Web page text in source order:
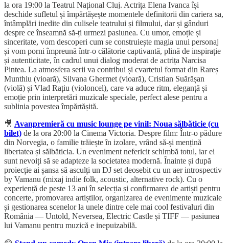
la ora 19:00 la Teatrul Național Cluj. Actrița Elena Ivanca își
deschide sufletul și împărtășește momentele definitorii din cariera sa,
întâmplări inedite din culisele teatrului și filmului, dar și gânduri
despre ce înseamnă să-ți urmezi pasiunea. Cu umor, emoție și
sinceritate, vom descoperi cum se construiește magia unui personaj
și vom porni împreună într-o călătorie captivantă, plină de inspirație
și autenticitate, în cadrul unui dialog moderat de actrița Narcisa
Pintea. La atmosfera serii va contribui și cvartetul format din Rareș
Munthiu (vioară), Silvana Ghermet (vioară), Cristian Suărășan
(violă) și Vlad Rațiu (violoncel), care va aduce ritm, eleganță și
emoție prin interpretări muzicale speciale, perfect alese pentru a
sublinia povestea împărtășită.
🎥 Avanpremieră cu music lounge pe vinil: Noua sălbăticie (cu
bilet) de la ora 20:00 la Cinema Victoria. Despre film: Într-o pădure
din Norvegia, o familie trăiește în izolare, vrând să-și mențină
libertatea și sălbăticia. Un eveniment nefericit schimbă totul, iar ei
sunt nevoiți să se adapteze la societatea modernă. Înainte și după
proiecție ai șansa să asculți un DJ set deosebit cu un aer introspectiv
by Vamanu (mixaj indie folk, acoustic, alternative rock). Cu o
experiență de peste 13 ani în selecția și confirmarea de artiști pentru
concerte, promovarea artiștilor, organizarea de evenimente muzicale
și gestionarea scenelor la unele dintre cele mai cool festivaluri din
România — Untold, Neversea, Electric Castle și TIFF — pasiunea
lui Vamanu pentru muzică e inepuizabilă.